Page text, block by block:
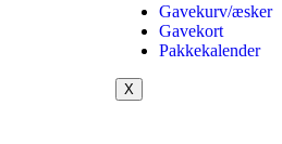
Gavekurv/æsker
Gavekort
Pakkekalender
X